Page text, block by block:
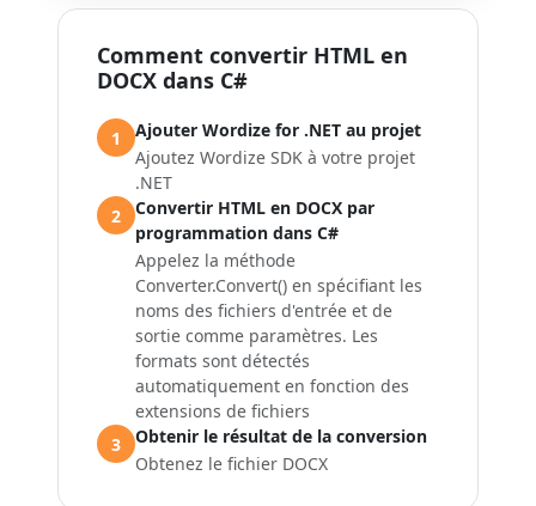
Comment convertir HTML en
DOCX dans C#
1
Ajouter Wordize for .NET au projet
Ajoutez Wordize SDK à votre projet
.NET
2
Convertir HTML en DOCX par
programmation dans C#
Appelez la méthode
Converter.Convert() en spécifiant les
noms des fichiers d'entrée et de
sortie comme paramètres. Les
formats sont détectés
automatiquement en fonction des
extensions de fichiers
3
Obtenir le résultat de la conversion
Obtenez le fichier DOCX